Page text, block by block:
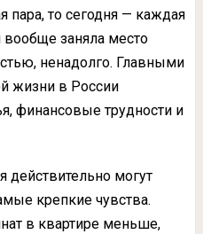
пара, то сегодня — каждая
вообще заняла место
ненадолго. Главными
жизни в России
финансовые трудности и
могут
крепкие чувства.
в квартире меньше,